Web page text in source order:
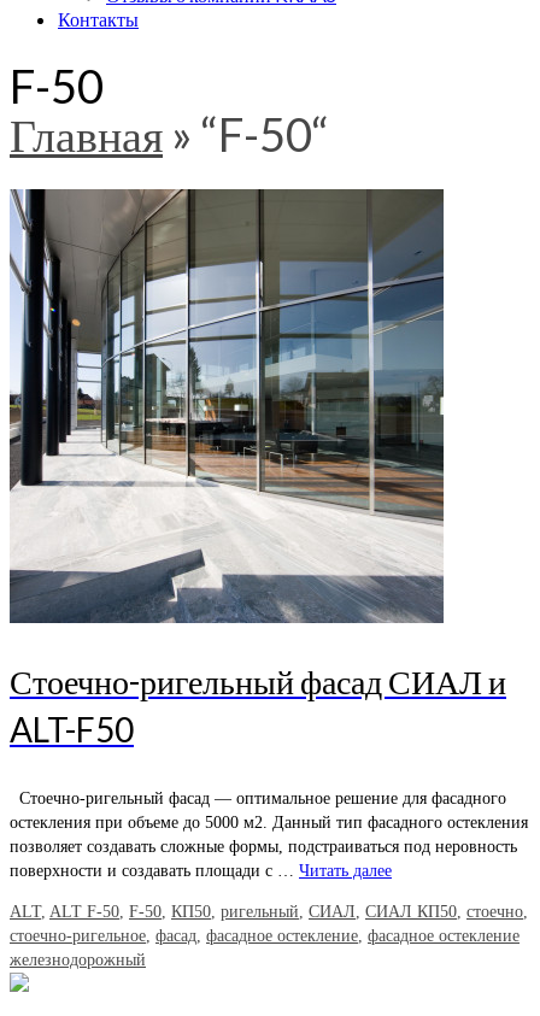
Контакты
F-50
Главная » “F-50“
Стоечно-ригельный фасад СИАЛ и
ALT-F50
Стоечно-ригельный фасад — оптимальное решение для фасадного
остекления при объеме до 5000 м2. Данный тип фасадного остекления
позволяет создавать сложные формы, подстраиваться под неровность
поверхности и создавать площади с … Читать далее
ALT, ALT F-50 F-50 КП50 ригельный СИАЛ СИАЛ КП50 стоечно
стоечно-ригельное фасад фасадное остекление фасадное остекление
железнодорожный